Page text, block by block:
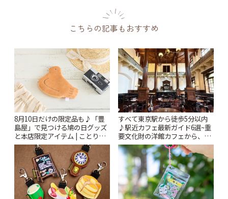
こちらの記事もおすすめ
8月10日だけの限定品も♪「豊
島屋」で見つける鳩の日グッズ
と本店限定アイテム | ことりっ
ぷ
すべて東京駅から徒歩5分以内
♪駅近カフェ最新ガイド6選~重
要文化財の洋館カフェから、改
札すぐのレトロ喫茶まで~ | こと
りっぷ